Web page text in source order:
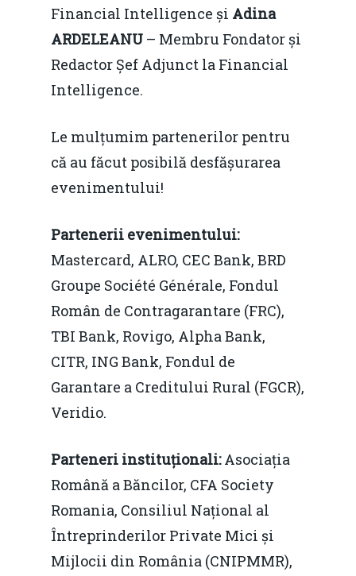
Financial Intelligence și Adina
ARDELEANU – Membru Fondator și
Redactor Șef Adjunct la Financial
Intelligence.
Le mulțumim partenerilor pentru
că au făcut posibilă desfășurarea
evenimentului!
Partenerii evenimentului:
Mastercard, ALRO, CEC Bank, BRD
Groupe Société Générale, Fondul
Român de Contragarantare (FRC),
TBI Bank, Rovigo, Alpha Bank,
CITR, ING Bank, Fondul de
Garantare a Creditului Rural (FGCR),
Veridio.
Parteneri instituționali:Asociația
Română a Băncilor, CFA Society
Romania, Consiliul Național al
Întreprinderilor Private Mici și
Mijlocii din România (CNIPMMR),
concurenţă.
Soluții de
IMM
Redresare vs.
Durabilă
Martie 2016
Decembrie 2015
Mai 2015
Agribusiness
Energia
Construcții și
pentru o Românie
Video Forum Marea
Piața gazelor naturale:
Contact
Daniel Apostol